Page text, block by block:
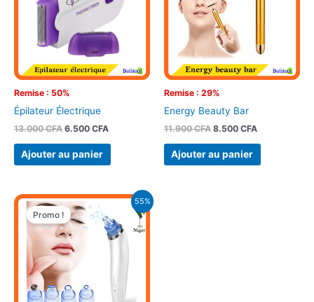
Remise : 50%
Épilateur Électrique
13.000CFA 6.500 CFA
Ajouter au panier
Remise : 29%
Energy Beauty Bar
11.900CFA 8.500 CFA
Ajouter au panier
55%
Promo !
Le
prix
initial
était :
19.900 CFA.
Le
actuel
est :
8.900 CFA.